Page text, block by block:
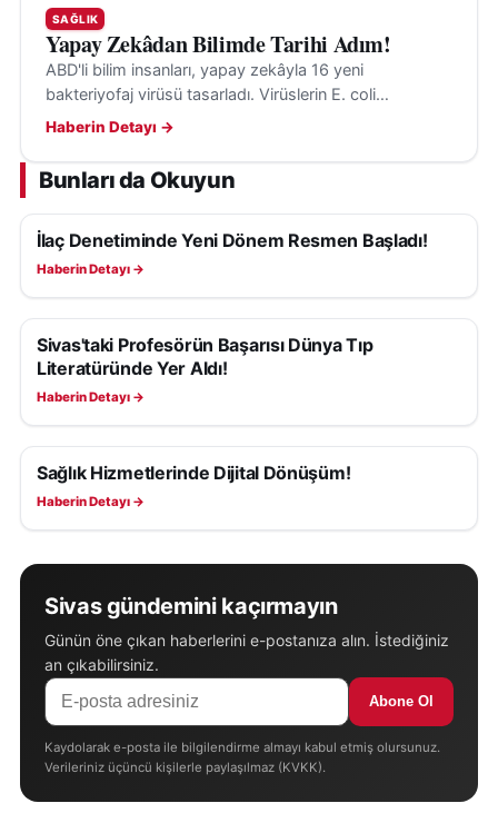
SAĞLIK
Yapay Zekâdan Bilimde Tarihi Adım!
ABD'li bilim insanları, yapay zekâyla 16 yeni
bakteriyofaj virüsü tasarladı. Virüslerin E. coli
bakterilerini hedef aldığı ve insanlara tehdit
Haberin Detayı →
Bunları da Okuyun
SAĞLIK
İlaç Denetiminde Yeni Dönem Resmen Başladı!
Haberin Detayı →
SAĞLIK
Sivas'taki Profesörün Başarısı Dünya Tıp
Literatüründe Yer Aldı!
Haberin Detayı →
SAĞLIK
Sağlık Hizmetlerinde Dijital Dönüşüm!
Haberin Detayı →
Sivas gündemini kaçırmayın
Günün öne çıkan haberlerini e-postanıza alın. İstediğiniz
an çıkabilirsiniz.
Abone Ol
Kaydolarak e-posta ile bilgilendirme almayı kabul etmiş olursunuz.
Verileriniz üçüncü kişilerle paylaşılmaz (KVKK).